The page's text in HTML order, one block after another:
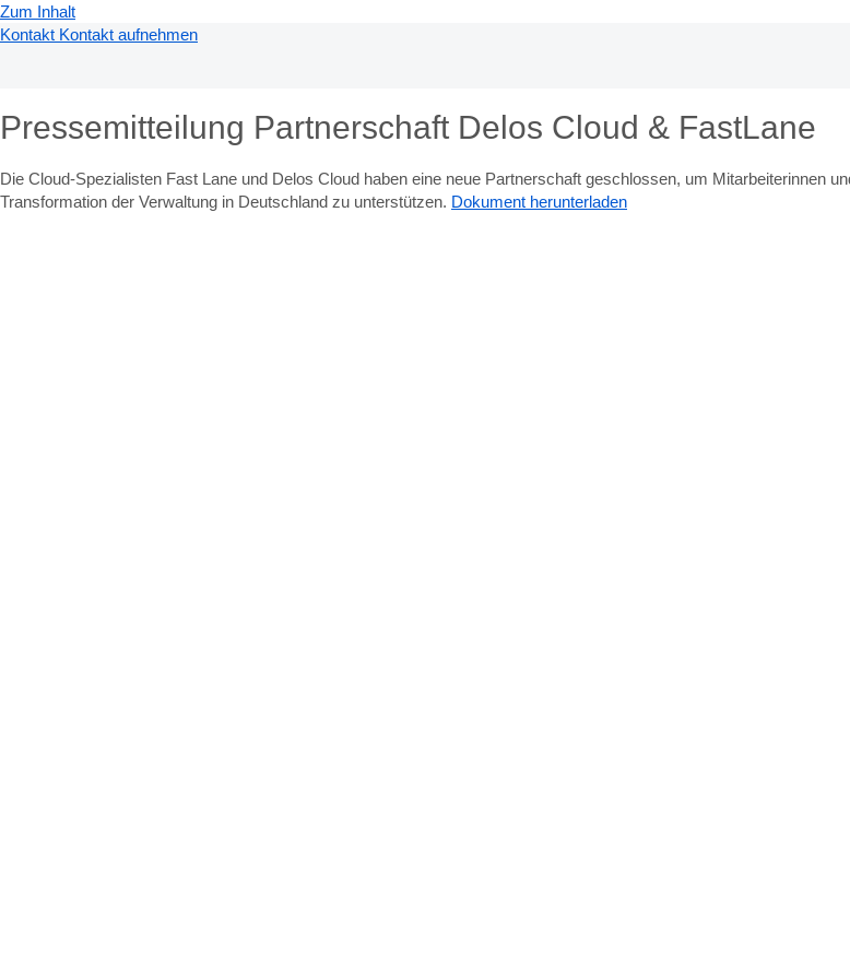
Zum Inhalt
Kontakt Kontakt aufnehmen
Pressemitteilung Partnerschaft Delos Cloud & FastLane
Die Cloud-Spezialisten Fast Lane und Delos Cloud haben eine neue Partnerschaft geschlossen, um Mitarbeiterinnen
Transformation der Verwaltung in Deutschland zu unterstützen. Dokument herunterladen